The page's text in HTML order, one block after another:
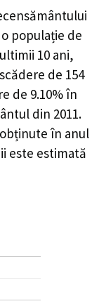
o populație de
10 ani,
scădere de 154
de 9.10%în
din 2011.
în anul
este estimată